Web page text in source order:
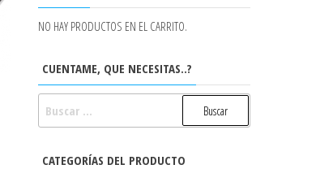
NO HAY PRODUCTOS EN EL CARRITO.
CUENTAME, QUE NECESITAS..?
CATEGORÍAS DEL PRODUCTO